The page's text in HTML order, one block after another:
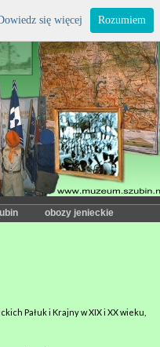
obozy jenieckie
Pałuk i Krajny w XIX i XX wieku,
się więcej Rozumiem